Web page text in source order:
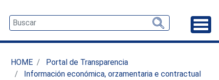
HOME
Portal de Transparencia
Información económica, orzamentaria e contractual